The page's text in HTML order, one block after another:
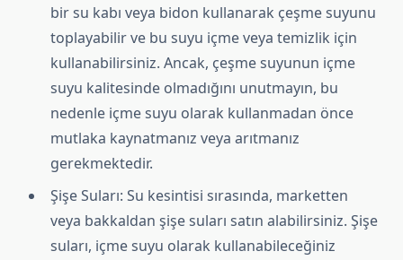
bir su kabı veya bidon kullanarak çeşme suyunu
toplayabilir ve bu suyu içme veya temizlik için
kullanabilirsiniz. Ancak, çeşme suyunun içme
suyu kalitesinde olmadığını unutmayın, bu
nedenle içme suyu olarak kullanmadan önce
mutlaka kaynatmanız veya arıtmanız
gerekmektedir.
Şişe Suları: Su kesintisi sırasında, marketten
veya bakkaldan şişe suları satın alabilirsiniz. Şişe
suları, içme suyu olarak kullanabileceğiniz